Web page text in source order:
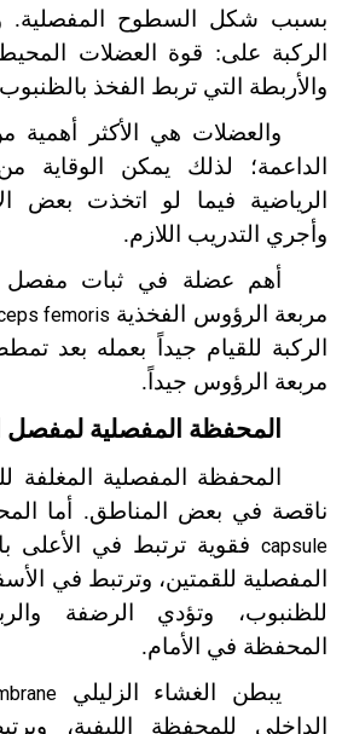
بسبب شكل السطوح المفصلية.
الركبة على: قوة العضلات
والأربطة التي تربط الفخذ
والعضلات هي الأكثر أهمية
الداعمة؛ لذلك يمكن الوقاية
الرياضية فيما لو اتخذت بعض
وأجري التدريب اللازم.
أهم عضلة في ثبات مفصل
مربعة الرؤوس الفخذية femoris
الركبة للقيام جيداً بعمله بعد
مربعة الرؤوس جيداً.
المحفظة المفصلية لمفصل
المحفظة المفصلية
ناقصة في بعض المناطق. أما
capsule فقوية ترتبط في الأعلى
المفصلية للقمتين، وترتبط في
للظنبوب، وتؤدي الرضفة
المحفظة في الأمام.
يبطن الغشاء الزليلي
الداخلي للمحفظة الليفية،